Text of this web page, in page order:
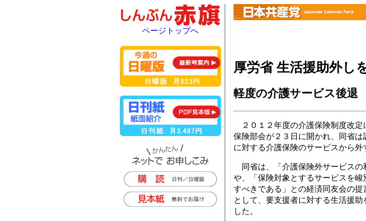
厚労省 生活援助外し
軽度の介護サービス後退
２０１２年度の介護保険制度改定
保険部会が２３日に開かれ、同省
に対する介護保険のサービスから外
同省は、「介護保険外サービスの
や、「保険対象とするサービスを
すべきである」との経済同友会の
として、要支援者に対する生活援
した。
ページトップへ